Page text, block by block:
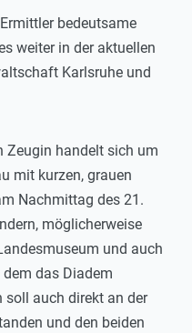
bedeutsame
weiter in der aktuellen
Karlsruhe und
Zeugin handelt sich um
mit kurzen, grauen
Nachmittag des 21.
möglicherweise
und auch
das Diadem
soll auch direkt an der
und den beiden